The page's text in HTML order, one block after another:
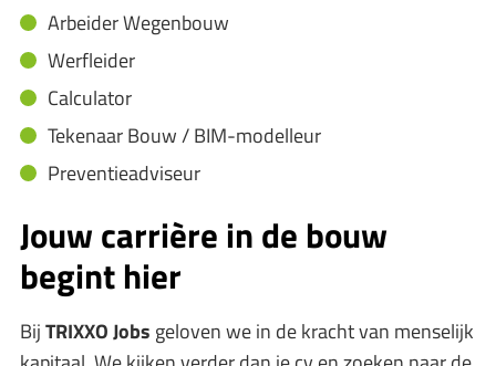
Arbeider Wegenbouw
Werfleider
Calculator
Tekenaar Bouw / BIM-modelleur
Preventieadviseur
Jouw carrière in de bouw
begint hier
BijTRIXXO Jobs geloven we in de kracht van menselijk